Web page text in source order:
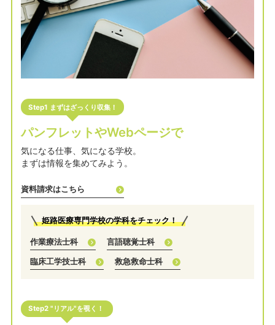
Step1 まずはざっくり収集！
パンフレットやWebページで
気になる仕事、気になる学校。
まずは情報を集めてみよう。
資料請求はこちら
姫路医療専門学校の学科をチェック！
作業療法士科 言語聴覚士科
臨床工学技士科 救急救命士科
Step2 "リアル"を覗く！